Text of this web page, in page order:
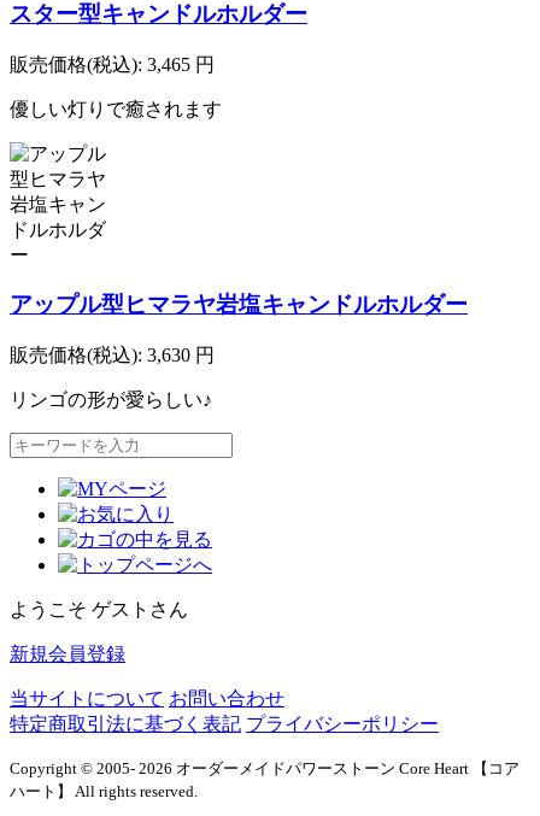
スター型キャンドルホルダー
販売価格(税込): 3,465 円
優しい灯りで癒されます
アップル型ヒマラヤ岩塩キャンドルホルダー
販売価格(税込): 3,630 円
リンゴの形が愛らしい♪
ようこそ ゲストさん
新規会員登録
当サイトについて お問い合わせ
特定商取引法に基づく表記 プライバシーポリシー
Copyright © 2005- 2026 オーダーメイドパワーストーン Core Heart 【コア
ハート】 All rights reserved.